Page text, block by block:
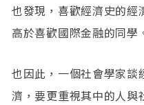
也發現，喜歡經濟史的經
高於喜歡國際金融的同學
也因此，一個社會學家談
濟，要更重視其中的人與